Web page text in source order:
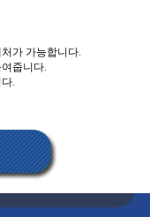
가 가능합니다.
줍니다.
.